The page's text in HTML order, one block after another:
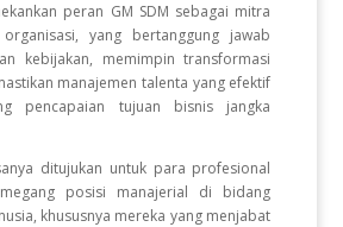
peran GM SDM sebagai mitra
yang bertanggung jawab
kebijakan, memimpin transformasi
manajemen talenta yang efektif
pencapaian tujuan bisnis jangka
ditujukan untuk para profesional
posisi manajerial di bidang
khususnya mereka yang menjabat